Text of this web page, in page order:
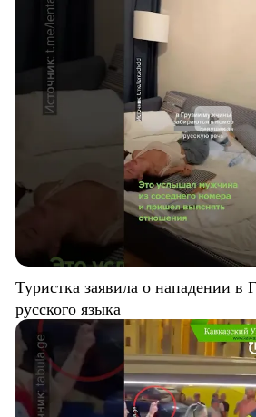
Туристка заявила о нападении в
русского языка